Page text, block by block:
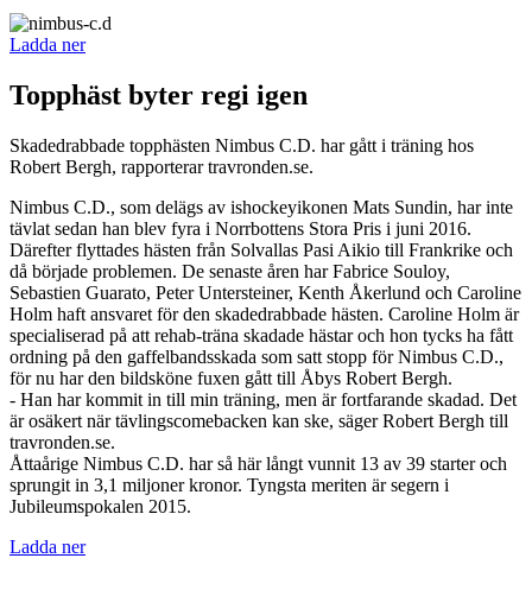
Ladda ner
Topphäst byter regi igen
Skadedrabbade topphästen Nimbus C.D. har gått i träning hos
Robert Bergh, rapporterar travronden.se.
Nimbus C.D., som delägs av ishockeyikonen Mats Sundin, har inte
tävlat sedan han blev fyra i Norrbottens Stora Pris i juni 2016.
Därefter flyttades hästen från Solvallas Pasi Aikio till Frankrike och
då började problemen. De senaste åren har Fabrice Souloy,
Sebastien Guarato, Peter Untersteiner, Kenth Åkerlund och Caroline
Holm haft ansvaret för den skadedrabbade hästen. Caroline Holm är
specialiserad på att rehab-träna skadade hästar och hon tycks ha fått
ordning på den gaffelbandsskada som satt stopp för Nimbus C.D.,
för nu har den bildsköne fuxen gått till Åbys Robert Bergh.
- Han har kommit in till min träning, men är fortfarande skadad. Det
är osäkert när tävlingscomebacken kan ske, säger Robert Bergh till
travronden.se.
Åttaårige Nimbus C.D. har så här långt vunnit 13 av 39 starter och
sprungit in 3,1 miljoner kronor. Tyngsta meriten är segern i
Jubileumspokalen 2015.
Ladda ner